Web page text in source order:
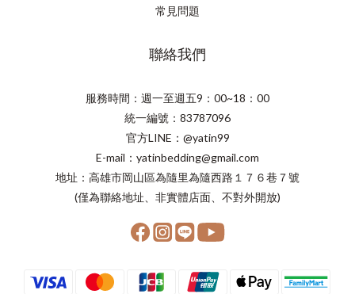
常見問題
聯絡我們
服務時間：週一至週五9：00~18：00
統一編號：83787096
官方LINE：@yatin99
E-mail：yatinbedding@gmail.com
地址：高雄市岡山區為隨里為隨西路１７６巷７號
(僅為聯絡地址、非實體店面、不對外開放)